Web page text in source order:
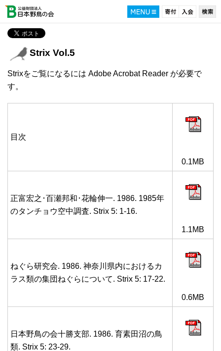
Strix Vol.5
Strixをご覧になるには Adobe Acrobat Reader が必要で
す。
目次
0.1MB
正富宏之･百瀬邦和･花輪伸一. 1986. 1985年
のタンチョウ空中調査. Strix 5: 1-16.
1.1MB
ねぐら研究会. 1986. 神奈川県内におけるカ
ラス類の集団ねぐらについて. Strix 5: 17-22.
0.6MB
日本野鳥の会十勝支部. 1986. 育素田沼の鳥
類. Strix 5: 23-29.